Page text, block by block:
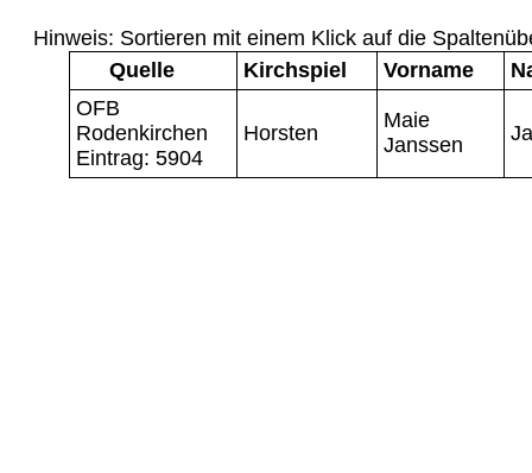
Hinweis: Sortieren mit einem Klick auf die
Quelle
Kirchspiel Vorname
OFB
Rodenkirchen
Eintrag: 5904
Horsten
Maie
Janssen